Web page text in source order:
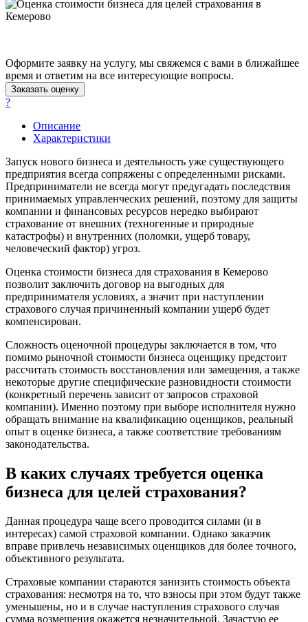
Оформите заявку на услугу, мы свяжемся с вами в ближайшее
время и ответим на все интересующие вопросы.
Заказать оценку
?
Описание
Характеристики
Запуск нового бизнеса и деятельность уже существующего
предприятия всегда сопряжены с определенными рисками.
Предприниматели не всегда могут предугадать последствия
принимаемых управленческих решений, поэтому для защиты
компании и финансовых ресурсов нередко выбирают
страхование от внешних (техногенные и природные
катастрофы) и внутренних (поломки, ущерб товару,
человеческий фактор) угроз.
Оценка стоимости бизнеса для страхования в Кемерово
позволит заключить договор на выгодных для
предпринимателя условиях, а значит при наступлении
страхового случая причиненный компании ущерб будет
компенсирован.
Сложность оценочной процедуры заключается в том, что
помимо рыночной стоимости бизнеса оценщику предстоит
рассчитать стоимость восстановления или замещения, а также
некоторые другие специфические разновидности стоимости
(конкретный перечень зависит от запросов страховой
компании). Именно поэтому при выборе исполнителя нужно
обращать внимание на квалификацию оценщиков, реальный
опыт в оценке бизнеса, а также соответствие требованиям
законодательства.
В каких случаях требуется оценка
бизнеса для целей страхования?
Данная процедура чаще всего проводится силами (и в
интересах) самой страховой компании. Однако заказчик
вправе привлечь независимых оценщиков для более точного,
объективного результата.
Страховые компании стараются занизить стоимость объекта
страхования: несмотря на то, что взносы при этом будут также
уменьшены, но и в случае наступления страхового случая
сумма возмещения окажется незначительной. Зачастую ее
Апатиты
Арзамас
Архангельск
Асбест
Асино
Астрахань
Ахтубинск
Аша
Баймак
Балабаново
Балаково
Балашиха
Балашов
Барнаул
Батайск
Бахчисарай
Белая Калитва
Белгород
Белебей
Белово
Белогорск
Белорецк
Белореченск
Белоярский
Березники
Бийск
Бирск
Бирюч
Благовещенск
Благодарный
Богородицк
Боготол
Большой Камень